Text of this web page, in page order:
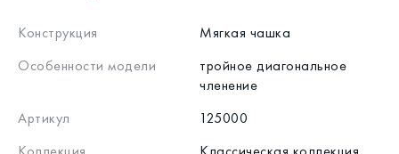
Конструкция
Мягкая чашка
Особенности модели
тройное диагональное
членение
Артикул
125000